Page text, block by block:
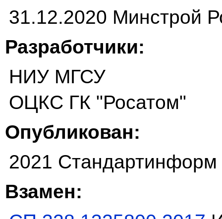
31.12.2020 Минстрой
Разработчики:
НИУ МГСУ
ОЦКС ГК "Росатом"
Опубликован:
2021 Стандартинформ
Взамен: